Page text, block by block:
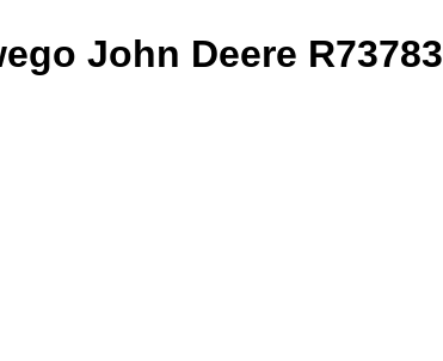
John Deere R73783